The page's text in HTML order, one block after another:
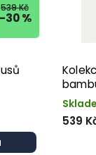
539 Kč
%
539